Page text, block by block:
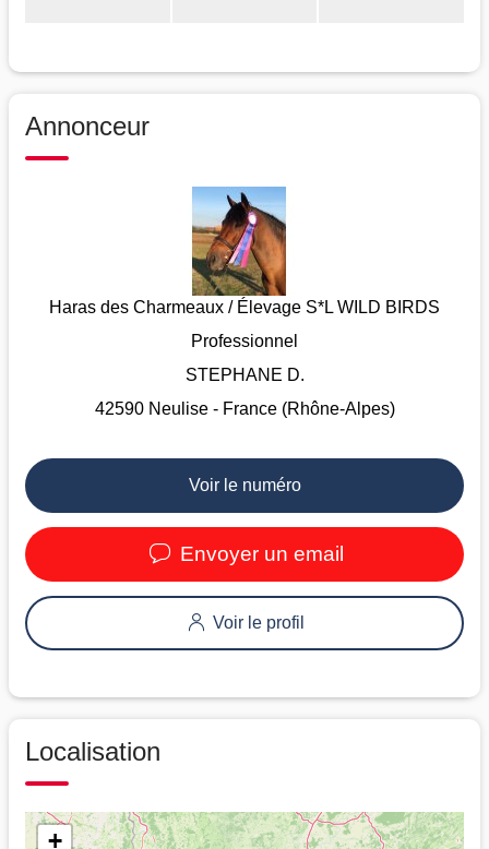
Annonceur
Haras des Charmeaux / Élevage S*L WILD BIRDS
Professionnel
STEPHANE D.
42590 Neulise - France (Rhône-Alpes)
Voir le numéro
Envoyer un email
Voir le profil
Localisation
+